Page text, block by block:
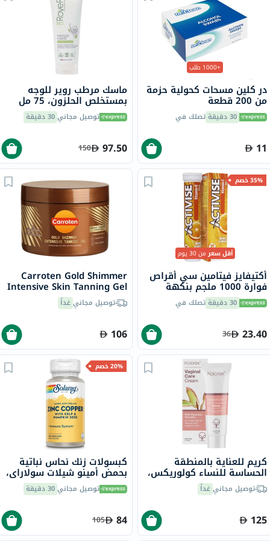
+1000 طلب
در كلين مسحات كحولية حزمة
من 200 قطعة
30 دقيقة تصلك في
11
ماسك مرطب روير للوجه
بمستخلص الحلزون، 75 مل
توصيل مجاني30 دقيقة
97.50
150
35% خصم
أقل سعرمن 30 يوم
أكتيفايز فيتامين سي أقراص
فوارة 1000 ملجم بنكهة
البرتقال حزمة من 20
30 دقيقة تصلك في
23.40
36
Carroten Gold Shimmer
Intensive Skin Tanning Gel
150mlتوصيل مجانيغداً
106
كريم للعناية بالمنطقة
الحساسة للنساء كولوريكس،
50 جرامتوصيل مجانيغداً
125
20% خصم
كبسولات زنك نحاس نباتية
بحمض أمينو شيلات سولاراي،
100 كبسولة توصيل مجاني30 دقيقة
84
105